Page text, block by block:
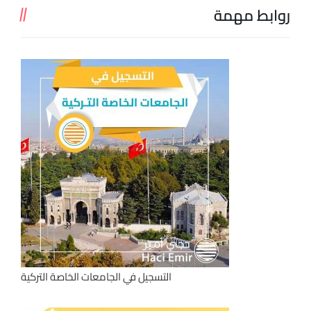
روابط مهمة
التسجيل في الجامعات الخاصة التركية